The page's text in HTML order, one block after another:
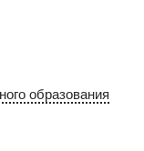
образования